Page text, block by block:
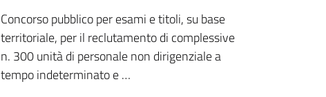
Concorso pubblico per esami e titoli, su base
territoriale, per il reclutamento di complessive
n. 300 unità di personale non dirigenziale a
tempo indeterminato e …